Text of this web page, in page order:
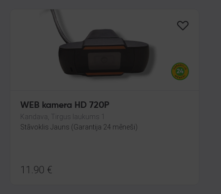
WEB kamera HD 720P
Kandava, Tirgus laukums 1
Stāvoklis Jauns (Garantija 24 mēneši)
11.90 €